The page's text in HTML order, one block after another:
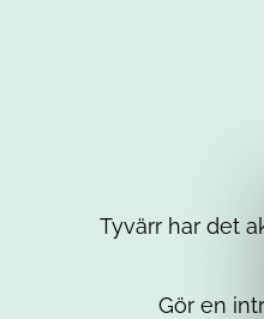
Tyvärr har det
Gör en